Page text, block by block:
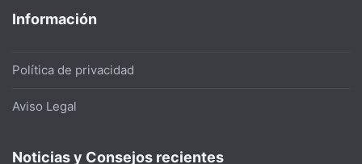
Información
Política de privacidad
Aviso Legal
Noticias y Consejos recientes